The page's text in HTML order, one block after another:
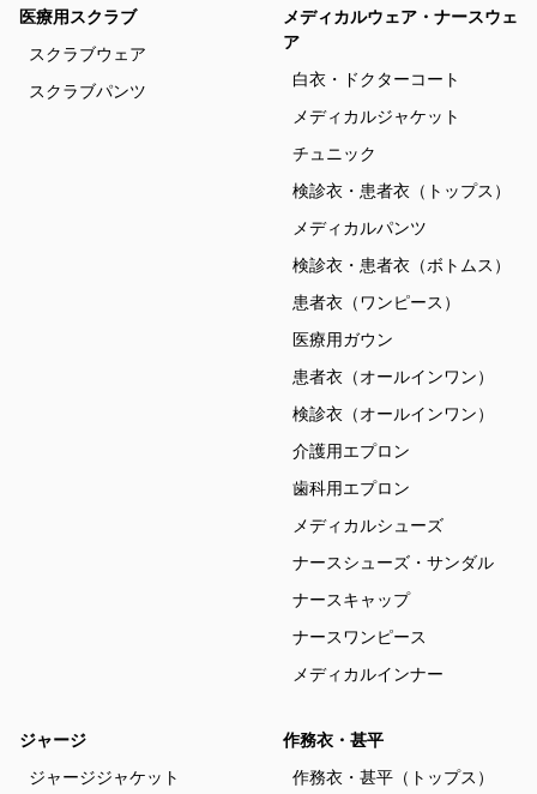
医療用スクラブ
スクラブウェア
スクラブパンツ
メディカルウェア・ナースウェ
ア
白衣・ドクターコート
メディカルジャケット
チュニック
検診衣・患者衣（トップス）
メディカルパンツ
検診衣・患者衣（ボトムス）
患者衣（ワンピース）
医療用ガウン
患者衣（オールインワン）
検診衣（オールインワン）
介護用エプロン
歯科用エプロン
メディカルシューズ
ナースシューズ・サンダル
ナースキャップ
ナースワンピース
メディカルインナー
ジャージ
ジャージジャケット
作務衣・甚平
作務衣・甚平（トップス）